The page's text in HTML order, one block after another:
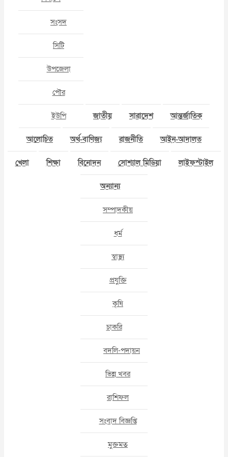
সংসদ
সিটি
উপজেলা
পৌর
ইউপি জাতীয় সারাদেশ আন্তর্জাতিক
আলোচিত অর্থ-বাণিজ্য রাজনীতি আইন-আদালত
খেলা শিক্ষা বিনোদন সোশ্যাল মিডিয়া লাইফস্টাইল
অন্যান্য
সম্পাদকীয়
ধর্ম
স্বাস্থ্য
প্রযুক্তি
কৃষি
চাকরি
বদলি-পদায়ন
ভিন্ন খবর
রাশিফল
সংবাদ বিজ্ঞপ্তি
মুক্তমত